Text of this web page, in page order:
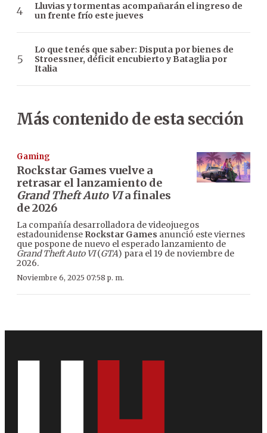
Lluvias y tormentas acompañarán el ingreso de
un frente frío este jueves
Lo que tenés que saber: Disputa por bienes de
Stroessner, déficit encubierto y Bataglia por
Italia
Más contenido de esta sección
Gaming
Rockstar Games vuelve a
retrasar el lanzamiento de
Grand Theft Auto VIa finales
de 2026
La compañía desarrolladora de videojuegos
estadounidense Rockstar Games anunció este viernes
que pospone de nuevo el esperado lanzamiento de
Grand Theft Auto VI(GTA) para el 19 de noviembre de
2026.
Noviembre 6, 2025 07:58 p. m.